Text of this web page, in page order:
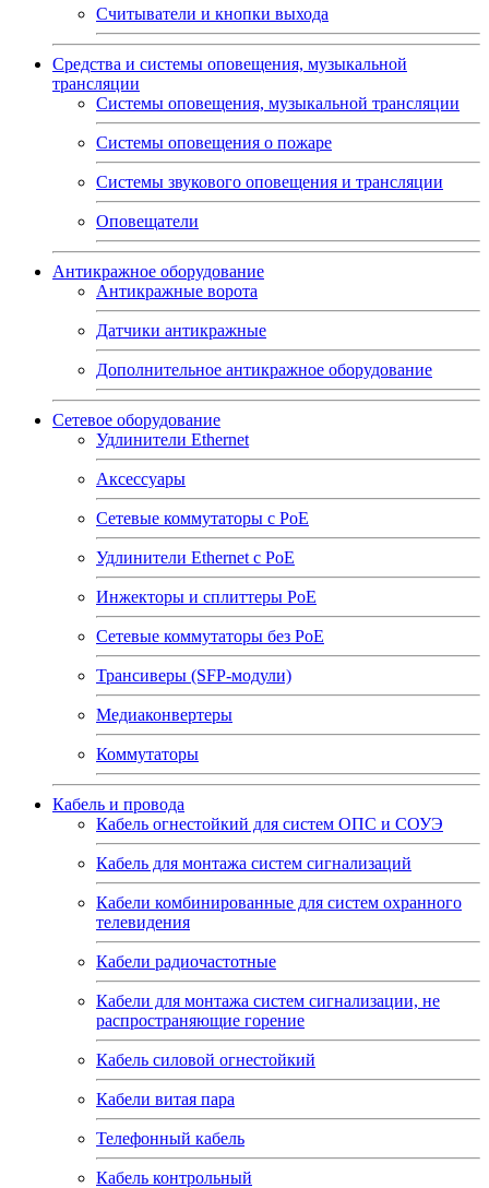
Считыватели и кнопки выхода
Средства и системы оповещения, музыкальной
трансляции
Системы оповещения, музыкальной трансляции
Системы оповещения о пожаре
Системы звукового оповещения и трансляции
Оповещатели
Антикражное оборудование
Антикражные ворота
Датчики антикражные
Дополнительное антикражное оборудование
Сетевое оборудование
Удлинители Ethernet
Аксессуары
Сетевые коммутаторы с РоЕ
Удлинители Ethernet с PoE
Инжекторы и сплиттеры РоЕ
Сетевые коммутаторы без РоЕ
Трансиверы (SFP-модули)
Медиаконвертеры
Коммутаторы
Кабель и провода
Кабель огнестойкий для систем ОПС и СОУЭ
Кабель для монтажа систем сигнализаций
Кабели комбинированные для систем охранного
телевидения
Кабели радиочастотные
Кабели для монтажа систем сигнализации, не
распространяющие горение
Кабель силовой огнестойкий
Кабели витая пара
Телефонный кабель
Кабель контрольный